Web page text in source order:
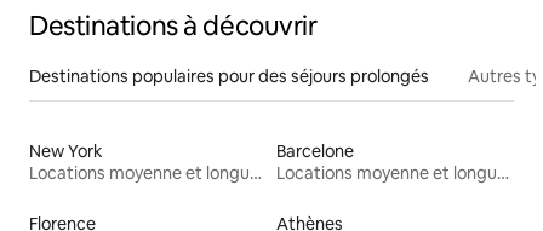
Destinations à découvrir
Destinations populaires pour des séjours prolongés Autres
New York
Locations moyenne et longue durée
Barcelone
Locations moyenne et longue durée
Florence
Athènes